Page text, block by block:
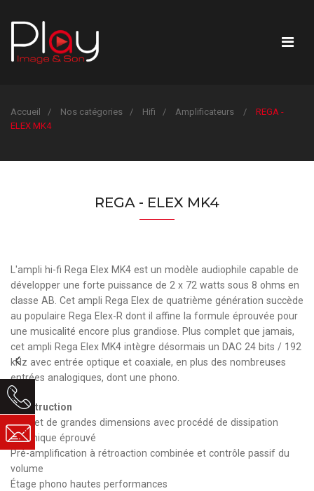
Accueil Nos catégories Hifi Amplificateurs
REGA -
ELEX MK4
REGA - ELEX MK4
L'ampli hi-fi Rega Elex MK4 est un modèle audiophile capable de
développer une forte puissance de 2 x 72 watts sous 8 ohms en
classe AB. Cet ampli Rega Elex de quatrième génération succède
au populaire Rega Elex-R dont il affine la formule éprouvée pour
une musicalité encore plus grandiose. Plus complet que jamais,
cet ampli Rega Elex MK4 intègre désormais un DAC 24 bits / 192
kHz avec entrée optique et coaxiale, en plus des nombreuses
entrées analogiques, dont une phono.
Construction
Coffret de grandes dimensions avec procédé de dissipation
thermique éprouvé
Pré-amplification à rétroaction combinée et contrôle passif du
volume
Étage phono hautes performances